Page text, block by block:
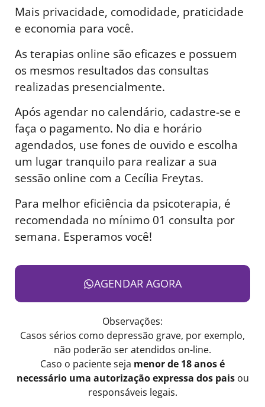
Mais privacidade, comodidade, praticidade
e economia para você.
As terapias online são eficazes e possuem
os mesmos resultados das consultas
realizadas presencialmente.
Após agendar no calendário, cadastre-se e
faça o pagamento. No dia e horário
agendados, use fones de ouvido e escolha
um lugar tranquilo para realizar a sua
sessão online com a Cecília Freytas.
Para melhor eficiência da psicoterapia, é
recomendada no mínimo 01 consulta por
semana. Esperamos você!
AGENDAR AGORA
Observações:
Casos sérios como depressão grave, por exemplo,
não poderão ser atendidos on-line.
Caso o paciente seja menor de 18 anos é
necessário uma autorização expressa dos paisou
responsáveis legais.